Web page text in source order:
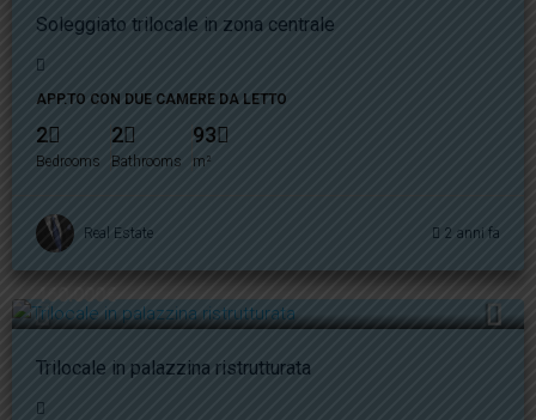
Soleggiato trilocale in zona centrale
APP.TO CON DUE CAMERE DA LETTO
2
Bedrooms
2
Bathrooms
93
m²
Real Estate 2 anni fa
460.000€
Trilocale in palazzina ristrutturata